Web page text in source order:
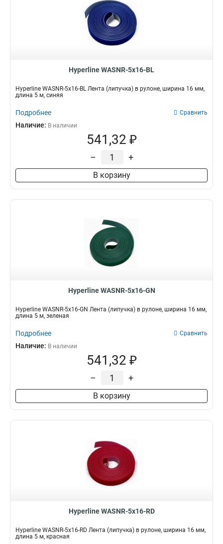
Hyperline WASNR-5x16-BL
Hyperline WASNR-5x16-BL Лента (липучка) в рулоне, ширина 16 мм,
длина 5 м, синяя
Подробнее Сравнить
Наличие: В наличии
541,32 ₽
– +
В корзину
Hyperline WASNR-5x16-GN
Hyperline WASNR-5x16-GN Лента (липучка) в рулоне, ширина 16 мм,
длина 5 м, зеленая
Подробнее Сравнить
Наличие: В наличии
541,32 ₽
– +
В корзину
Hyperline WASNR-5x16-RD
Hyperline WASNR-5x16-RD Лента (липучка) в рулоне, ширина 16 мм,
длина 5 м, красная